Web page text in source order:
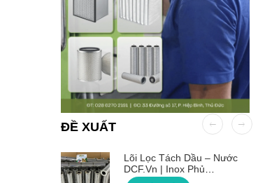
ĐỀ XUẤT
Lõi Lọc Tách Dầu – Nước
DCF.vn | Inox Phủ
PTFE/Teflon